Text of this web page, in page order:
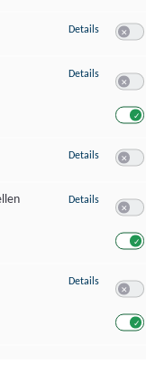
Details zu
Details zu
Details zu
Details zu
Details zu